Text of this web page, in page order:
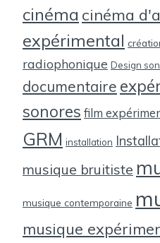
cinéma cinéma
expérimental
radiophonique Design
documentaire
sonores film
GRM installation
musique bruitiste
musique contemporaine
musique